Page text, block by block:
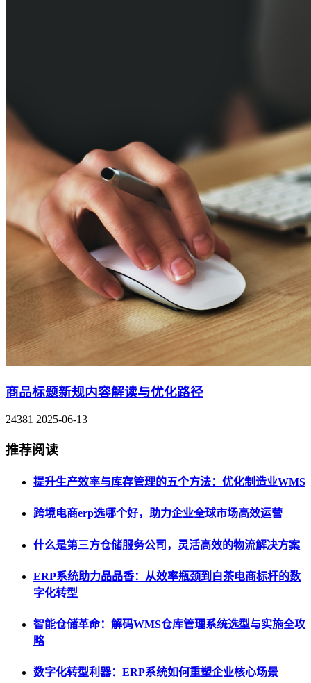
商品标题新规内容解读与优化路径
24381 2025-06-13
推荐阅读
提升生产效率与库存管理的五个方法：优化制造业WMS
跨境电商erp选哪个好，助力企业全球市场高效运营
什么是第三方仓储服务公司，灵活高效的物流解决方案
ERP系统助力品品香：从效率瓶颈到白茶电商标杆的数
字化转型
智能仓储革命：解码WMS仓库管理系统选型与实施全攻
略
数字化转型利器：ERP系统如何重塑企业核心场景